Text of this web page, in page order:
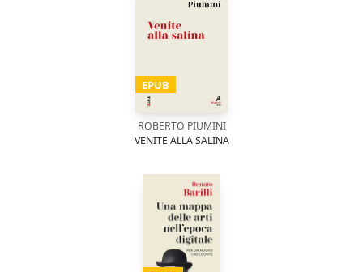
EPUB
ROBERTO PIUMINI
VENITE ALLA SALINA